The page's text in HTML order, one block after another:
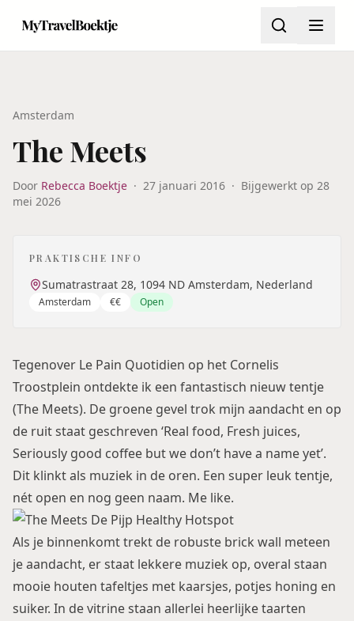
Amsterdam
The Meets
Door Rebecca Boektje · 27 januari 2016 · Bijgewerkt op 28
mei 2026
PRAKTISCHE INFO
Sumatrastraat 28, 1094 ND Amsterdam, Nederland
Amsterdam €€ Open
Tegenover Le Pain Quotidien op het Cornelis
Troostplein ontdekte ik een fantastisch nieuw tentje
(The Meets). De groene gevel trok mijn aandacht en op
de ruit staat geschreven ‘Real food, Fresh juices,
Seriously good coffee but we don’t have a name yet’.
Dit klinkt als muziek in de oren. Een super leuk tentje,
nét open en nog geen naam. Me like.
Als je binnenkomt trekt de robuste brick wall meteen
je aandacht, er staat lekkere muziek op, overal staan
mooie houten tafeltjes met kaarsjes, potjes honing en
suiker. In de vitrine staan allerlei heerlijke taarten